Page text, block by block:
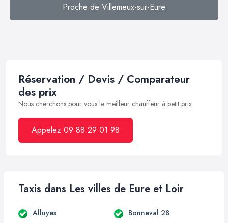
Proche de Villemeux-sur-Eure
Réservation / Devis / Comparateur
des prix
Nous cherchons pour vous le meilleur chauffeur à petit prix
Appelez 09 88 29 01 98
Taxis dans Les villes de Eure et Loir
Alluyes Bonneval 28